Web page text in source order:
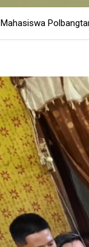
Mahasiswa